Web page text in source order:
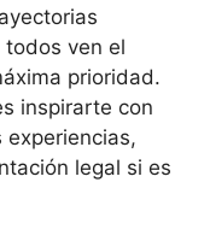
ven el
prioridad.
inspirarte con
experiencias,
legal si es